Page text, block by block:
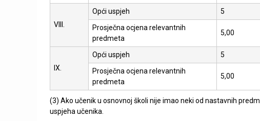
VIII.
Opći uspjeh
5
Prosječna ocjena relevantnih
predmeta
5,00
IX.
Opći uspjeh
5
Prosječna ocjena relevantnih
predmeta
5,00
(3) Ako učenik u osnovnoj školi nije imao neki od nastavnih
uspjeha učenika.